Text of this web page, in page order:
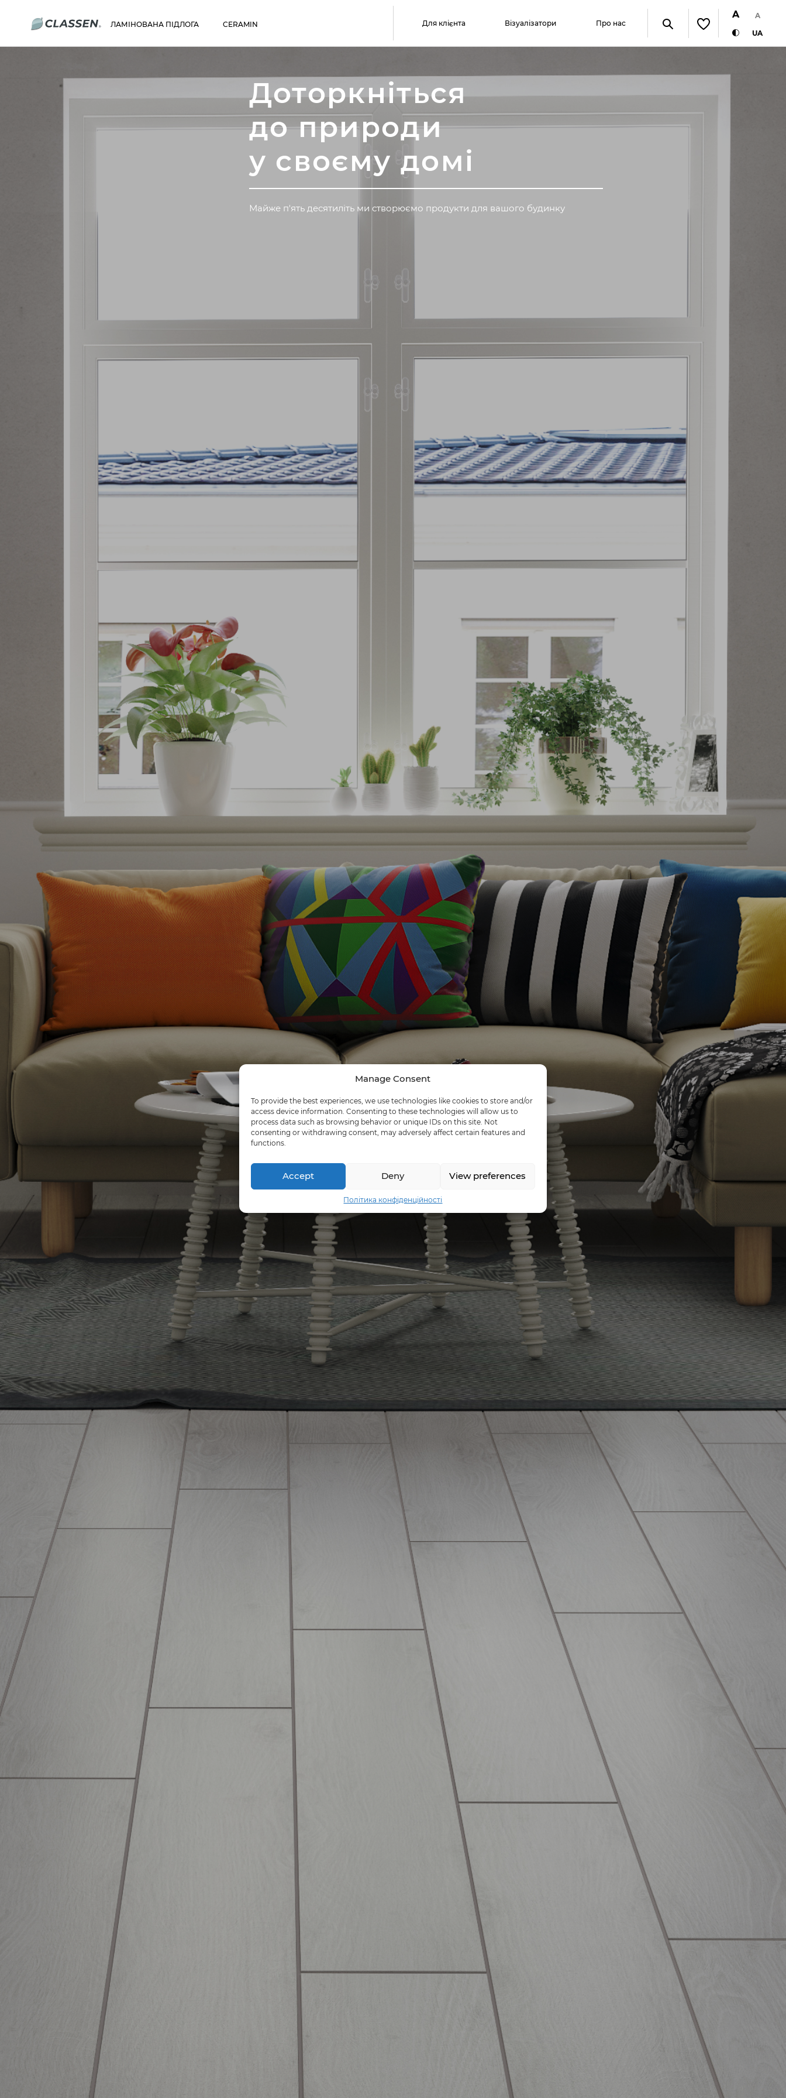
Manage Consent
To provide the best experiences, we use technologies like cookies to store and/or
access device information. Consenting to these technologies will allow us to
process data such as browsing behavior or unique IDs on this site. Not
consenting or withdrawing consent, may adversely affect certain features and
functions.
Accept Deny View preferences
Політика конфіденційності
ЛАМІНОВАНА ПІДЛОГА CERAMIN
A
A
UA
Для клієнта Візуалізатори Про нас
Доторкніться
до природи
у своєму домі
Майже п'ять десятиліть ми створюємо продукти для вашого будинку